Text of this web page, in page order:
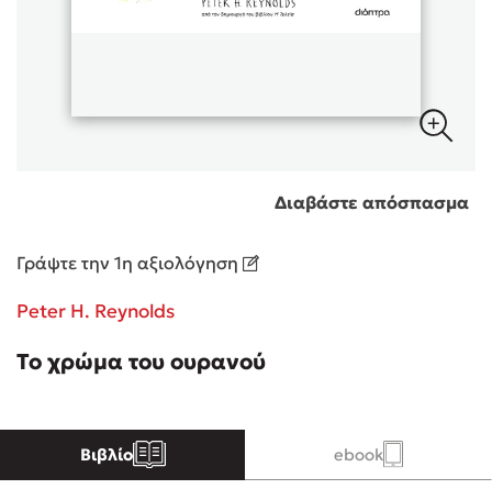
Playlist
Στέφανος Ξενάκης
Το λεξικό της ζωής σου
Κώστας Κρομμύδας
Διαβάστε απόσπασμα
Γράψτε την 1η αξιολόγηση
Peter H. Reynolds
Το χρώμα του ουρανού
Βιβλίο ebook